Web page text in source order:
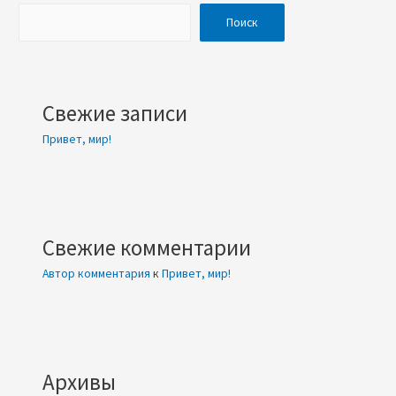
Поиск
Свежие записи
Привет, мир!
Свежие комментарии
Автор комментария кПривет, мир!
Архивы